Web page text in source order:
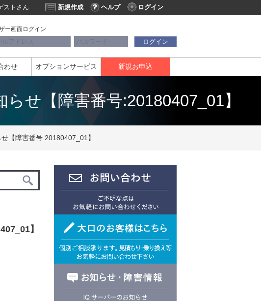
スト さん 新規作成 ヘルプ ログイン
ー画面ログイン
ログイン
わせ オプションサービス 新規お申込
せ【障害番号:20180407_01】
【障害番号:20180407_01】
】